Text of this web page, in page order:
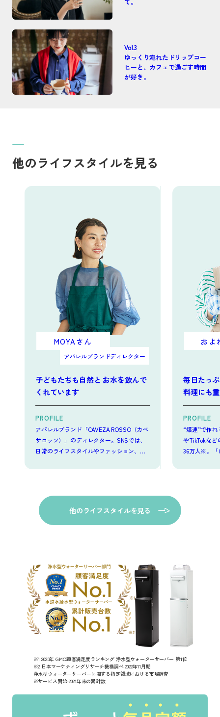
Vol.3
ゆっくり淹れたドリップコー
ヒーと、カフェで過ごす時間
が好き。
他のライフスタイルを見る
子どもたちも自然と お水を飲んで
くれています
MOYAさん
アパレルブランドディレクター
PROFILE
アパレルブランド「CAVEZA ROSSO（カベ
サロッソ）」のディレクター。SNSでは、
日常のライフスタイルやファッション、料
毎日たっ
料理にも
およ
PROFILE
“爆速”で作
やTikTokなど
36万人※。「
他のライフスタイルを見る
※1 2025年 GMO顧客満足度ランキング 浄水型ウォーターサーバー 第1位
※2 日本マーケティングリサーチ機構調べ 2022年11月期
浄水型ウォーターサーバーに関する指定領域における市場調査
※サービス開始-2021年末の累計数